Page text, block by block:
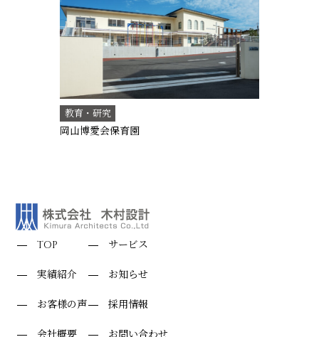
教育・研究
岡山博愛会保育園
TOP
実績紹介
お客様の声
サービス
お知らせ
採用情報